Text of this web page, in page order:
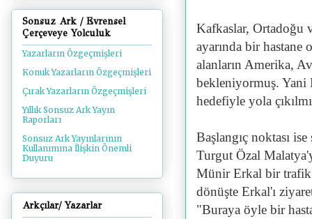
Kafkaslar, Ortadoğu
ayarında bir hastane
alanların Amerika,
bekleniyormuş. Yani
hedefiyle yola
Başlangıç noktası
Turgut Özal
Münir Erkal bir trafik
dönüşte Erkal'ı
"Buraya öyle bir
Sonsuz Ark / Evrensel
Çerçeveye Yolculuk
Yazarların Özgeçmişleri
Konuk Yazarların Özgeçmişleri
Çırak Yazarların Özgeçmişleri
Yıllık Sonsuz Ark Yayın
Raporları
Sonsuz Ark Yayınlarının
Kullanımına İlişkin Önemli
Duyuru
Arkçılar/ Yazarlar